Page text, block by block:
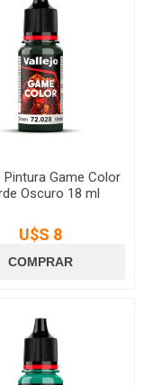
Pintura Game Color
Oscuro 18 ml
U$S 8